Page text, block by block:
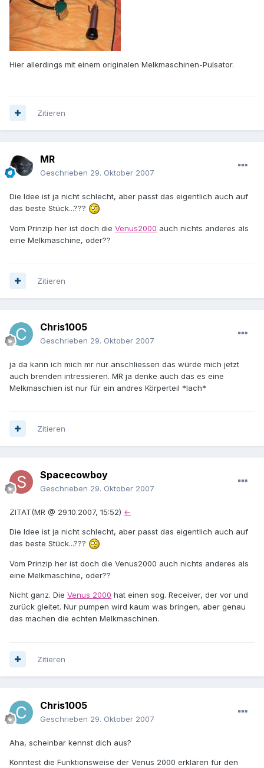
Hier allerdings mit einem originalen Melkmaschinen-Pulsator.
Zitieren
MR
Geschrieben 29. Oktober 2007
Die Idee ist ja nicht schlecht, aber passt das eigentlich auch auf
das beste Stück...???
Vom Prinzip her ist doch die Venus2000 auch nichts anderes als
eine Melkmaschine, oder??
Zitieren
Chris1005
Geschrieben 29. Oktober 2007
ja da kann ich mich mr nur anschliessen das würde mich jetzt
auch brenden intressieren. MR ja denke auch das es eine
Melkmaschien ist nur für ein andres Körperteil *lach*
Zitieren
Spacecowboy
Geschrieben 29. Oktober 2007
ZITAT(MR @ 29.10.2007, 15:52) ←
Die Idee ist ja nicht schlecht, aber passt das eigentlich auch auf
das beste Stück...???
Vom Prinzip her ist doch die Venus2000 auch nichts anderes als
eine Melkmaschine, oder??
Nicht ganz. Die Venus 2000 hat einen sog. Receiver, der vor und
zurück gleitet. Nur pumpen wird kaum was bringen, aber genau
das machen die echten Melkmaschinen.
Zitieren
Chris1005
Geschrieben 29. Oktober 2007
Aha, scheinbar kennst dich aus?
Könntest die Funktionsweise der Venus 2000 erklären für den